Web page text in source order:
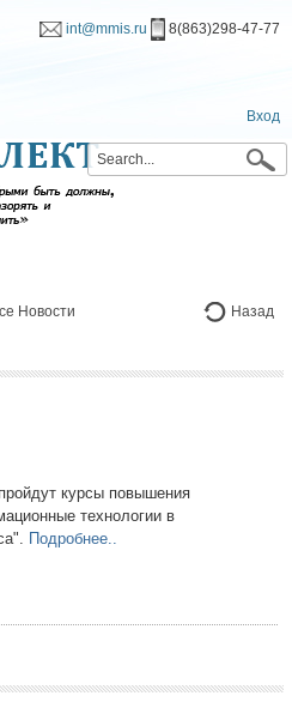
int@mmis.ru 8(863)298-47-77
Вход
Новости Назад
курсы повышения
технологии в
Подробнее..